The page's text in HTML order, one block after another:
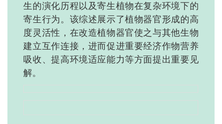
生的演化历程以及寄生植物在复杂环境下的
寄生行为。该综述展示了植物器官形成的高
度灵活性，在改造植物器官使之与其他生物
建立互作连接，进而促进重要经济作物营养
吸收、提高环境适应能力等方面提出重要见
解。